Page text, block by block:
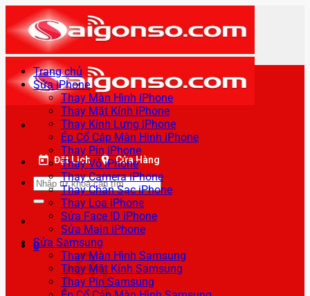
qua
nội
dung
Đặt Lịch Cửa Hàng
Tìm
kiếm:
0
Trang chủ
Sửa iPhone
Thay Màn Hình iPhone
Thay Mặt Kính iPhone
Thay Kính Lưng iPhone
Ép Cổ Cáp Màn Hình iPhone
Thay Pin iPhone
Thay Vỏ iPhone
Thay Camera iPhone
Thay Chân Sạc iPhone
Thay Loa iPhone
Sửa Face ID iPhone
Sửa Main iPhone
Sửa Samsung
Thay Màn Hình Samsung
Thay Mặt Kính Samsung
Thay Pin Samsung